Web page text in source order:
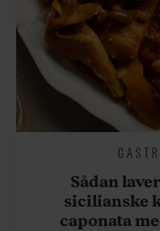
Sådan
sicilianske
caponata